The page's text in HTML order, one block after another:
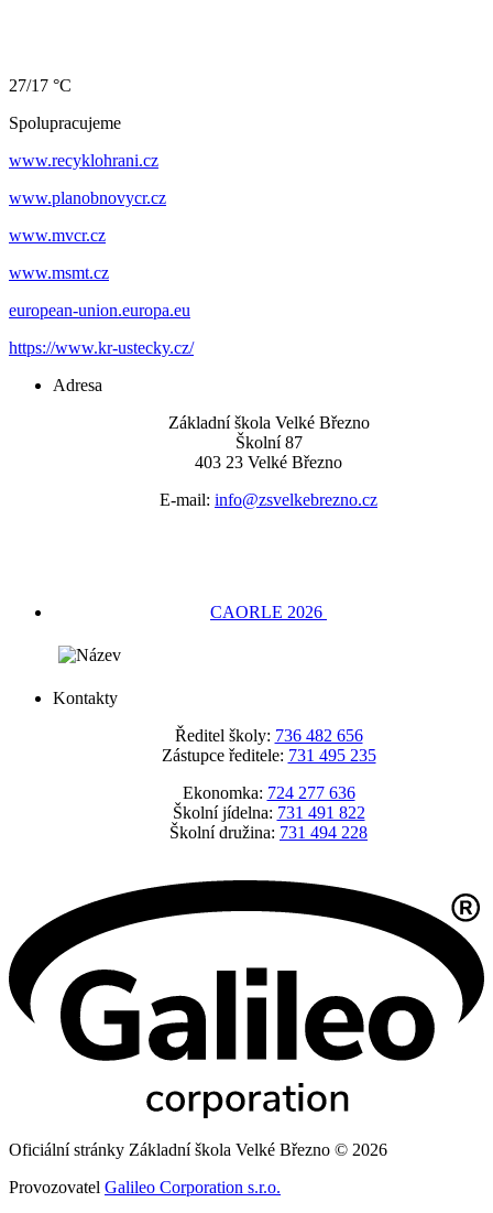
27/17 °C
Spolupracujeme
www.recyklohrani.cz
www.planobnovycr.cz
www.mvcr.cz
www.msmt.cz
european-union.europa.eu
https://www.kr-ustecky.cz/
Adresa
Základní škola Velké Březno
Školní 87
403 23 Velké Březno
E-mail: info@zsvelkebrezno.cz
CAORLE 2026
Kontakty
Ředitel školy: 736 482 656
Zástupce ředitele: 731 495 235
Ekonomka: 724 277 636
Školní jídelna: 731 491 822
Školní družina: 731 494 228
Oficiální stránky Základní škola Velké Březno © 2026
Provozovatel Galileo Corporation s.r.o.